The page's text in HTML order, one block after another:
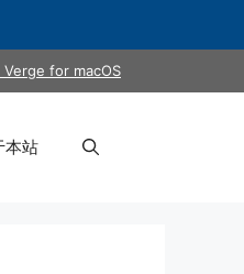
Verge for macOS
本站